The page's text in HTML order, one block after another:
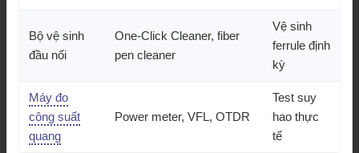
Bộ vệ sinh
đầu nối
One-Click Cleaner, fiber
pen cleaner
Vệ sinh
ferrule định
kỳ
Máy đo
công suất
quang
Power meter, VFL, OTDR
Test suy
hao thực
tế